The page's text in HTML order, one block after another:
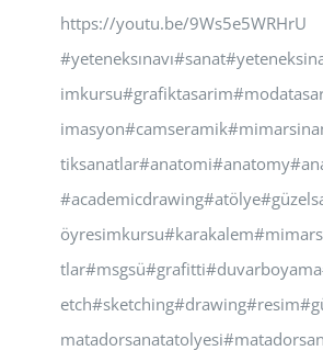
https://youtu.be/9Ws5e5WRHrU